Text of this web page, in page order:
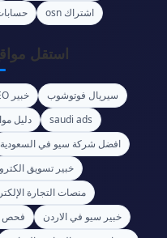
اشتراك osn
استقل
سيريال فوتوشوب خبير SEO
saudi ads
دليل
افضل شركة سيو في السعودية
خبير تسويق
منصات التجارة
خبير سيو في الاردن
فحص